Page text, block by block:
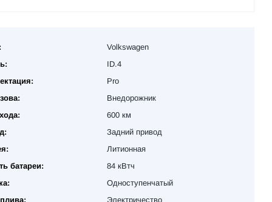
Volkswagen
ID.4
Pro
Внедорожник
600 км
Задний привод
Литионная
батареи:
84 кВтч
Одноступенчатый
Электричество